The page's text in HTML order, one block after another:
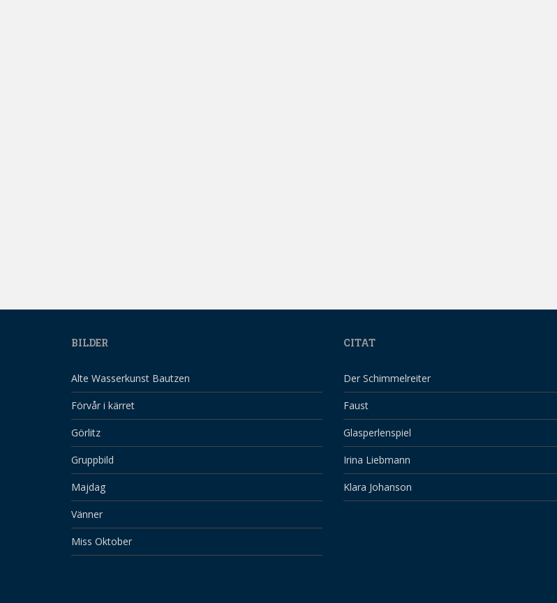
BILDER
Alte Wasserkunst Bautzen
Förvår i kärret
Görlitz
Gruppbild
Majdag
Vänner
Miss Oktober
CITAT
Der Schimmelreiter
Faust
Glasperlenspiel
Irina Liebmann
Klara Johanson